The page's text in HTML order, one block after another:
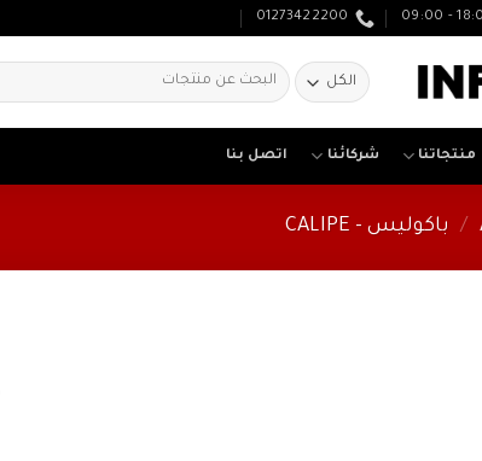
18:00 -
01273422200
البحث
عن:
منتجاتنا شركائنا اتصل بنا
/ باكوليس - CALIPE